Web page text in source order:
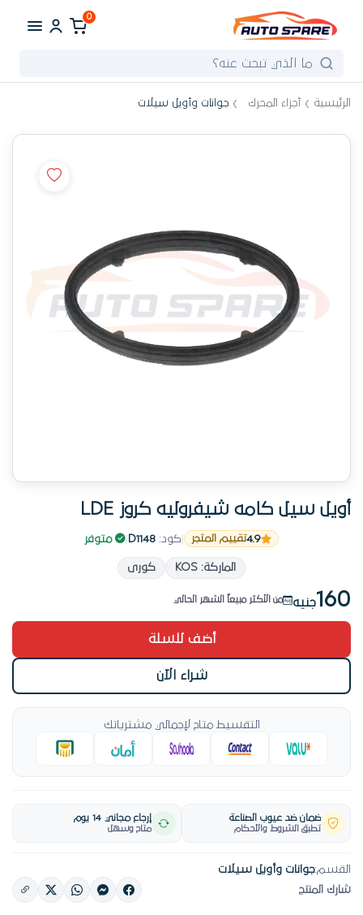
0
الرئيسية أجزاء المحرك جوانات وأويل سيلات
أويل سيل كامه شيفروليه كروز LDE
4.9تقييم المتجر كود: D1148 متوفر
الماركة: KOS كورى
160جنيه من الأكثر مبيعاً الشهر الحالي
رقم 4 طلباً هذا الأسبوع
من الأكثر مبيعاً في جوانات وأويل سيلات
أضف للسلة
شراء الآن
التقسيط متاح لإجمالي مشترياتك
ضمان ضد عيوب الصناعة
تطبق الشروط والأحكام
إرجاع مجاني 14 يوم
متاح وسهل
القسم:جوانات وأويل سيلات
شارك المنتج